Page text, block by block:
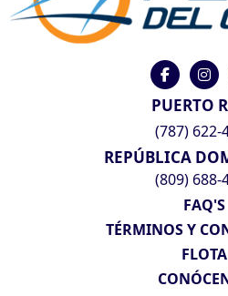
PUERTO
(787) 622-
REPÚBLICA
(809) 688-
FAQ'S
TÉRMINOS Y
FLOTA